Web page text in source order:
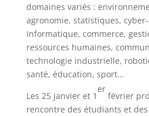
domaines variés :
agronomie, statistiques,
informatique, commerce,
ressources humaines,
technologie industrielle,
santé, éducation, sport…
Les 25 janvier et 1
er
février
rencontre des étudiants et